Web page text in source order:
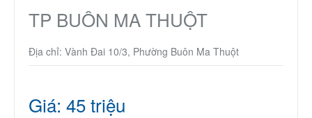
Thành Phố Cà Phê
Ecocity Premia
TP BUÔN MA THUỘT
Địa chỉ: Vành Đai 10/3, Phường Buôn Ma Thuột
Giá: 45 triệu